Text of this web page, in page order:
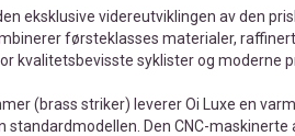
eksklusive videreutviklingen av den
førsteklasses materialer,
kvalitetsbevisste syklister og moderne
(brass striker) leverer Oi Luxe en
standardmodellen. Den CNC-